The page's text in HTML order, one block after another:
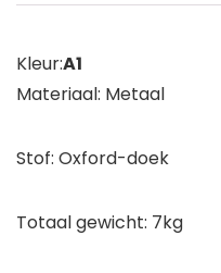
Kleur:A1
Materiaal: Metaal
Stof: Oxford-doek
Totaal gewicht: 7kg